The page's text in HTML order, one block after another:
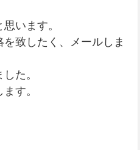
います。
致したく、メールしま
た。
す。